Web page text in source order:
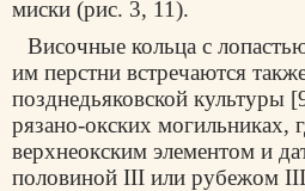
миски (рис. 3, 11).
Височные кольца с
им перстни встречаются
позднедьяковской культуры
рязано-окских могильниках,
верхнеокским элементом и
половиной III или рубежом